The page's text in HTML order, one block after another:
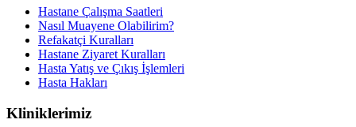
Hastane Çalışma Saatleri
Nasıl Muayene Olabilirim?
Refakatçi Kuralları
Hastane Ziyaret Kuralları
Hasta Yatış ve Çıkış İşlemleri
Hasta Hakları
Kliniklerimiz